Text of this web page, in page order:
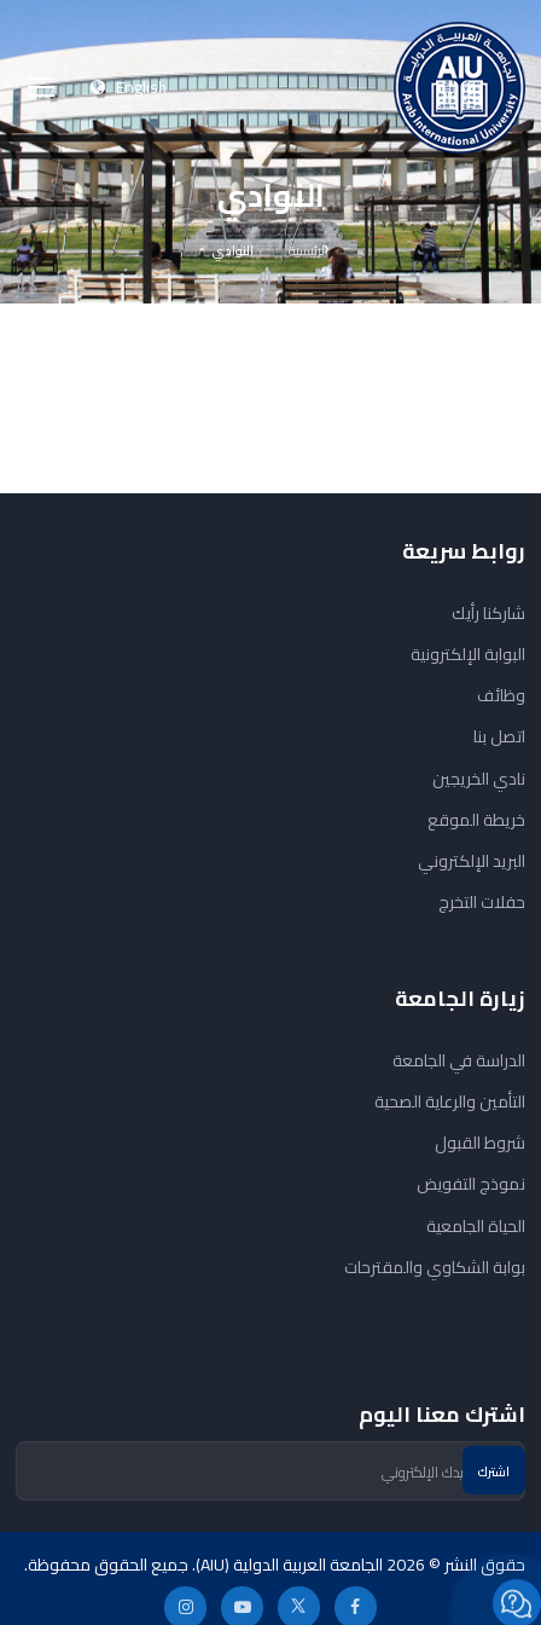
English
النوادي
الرئيسية النوادي
روابط سريعة
شاركنا رأيك
البوابة الإلكترونية
وظائف
اتصل بنا
نادي الخريجين
خريطة الموقع
البريد الإلكتروني
حفلات التخرج
زيارة الجامعة
الدراسة في الجامعة
التأمين والرعاية الصحية
شروط القبول
نموذج التفويض
الحياة الجامعية
بوابة الشكاوي والمقترحات
اشترك معنا اليوم
حقوق النشر © 2026 الجامعة العربية الدولية (AIU). جميع الحقوق محفوظة.